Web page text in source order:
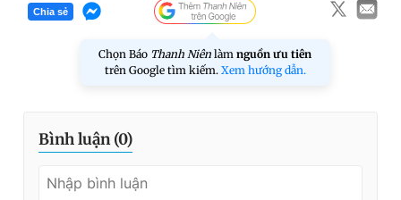
Chia sẻ
Chọn Báo Thanh Niên làm nguồn ưu tiên
trên Google tìm kiếm. Xem hướng dẫn.
Bình luận (0)